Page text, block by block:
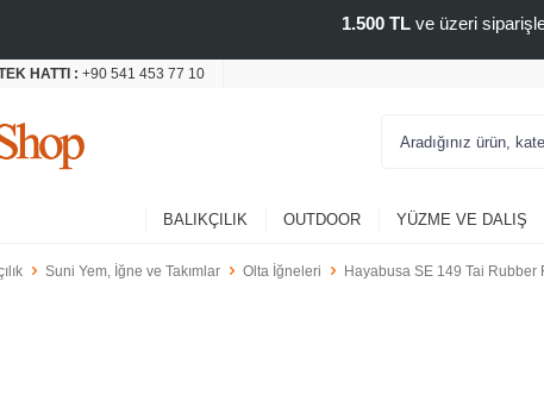
1.500 TLve üzeri
HATTI : +90 541 453 77 10
BALIKÇILIK OUTDOOR YÜZME VE DALIŞ
Suni Yem, İğne ve Takımlar Olta İğneleri Hayabusa SE 149 Tai Rubber